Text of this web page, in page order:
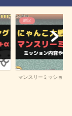
雑記
マンスリーミッション